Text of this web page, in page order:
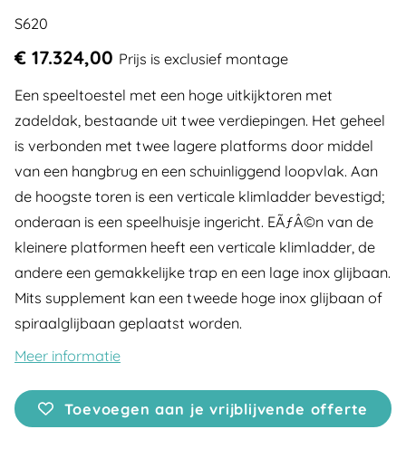
S620
€ 17.324,00 Prijs is exclusief montage
Een speeltoestel met een hoge uitkijktoren met
zadeldak, bestaande uit twee verdiepingen. Het geheel
is verbonden met twee lagere platforms door middel
van een hangbrug en een schuinliggend loopvlak. Aan
de hoogste toren is een verticale klimladder bevestigd;
onderaan is een speelhuisje ingericht. EÃƒÂ©n van de
kleinere platformen heeft een verticale klimladder, de
andere een gemakkelijke trap en een lage inox glijbaan.
Mits supplement kan een tweede hoge inox glijbaan of
spiraalglijbaan geplaatst worden.
Meer informatie
Toevoegen aan je vrijblijvende offerte